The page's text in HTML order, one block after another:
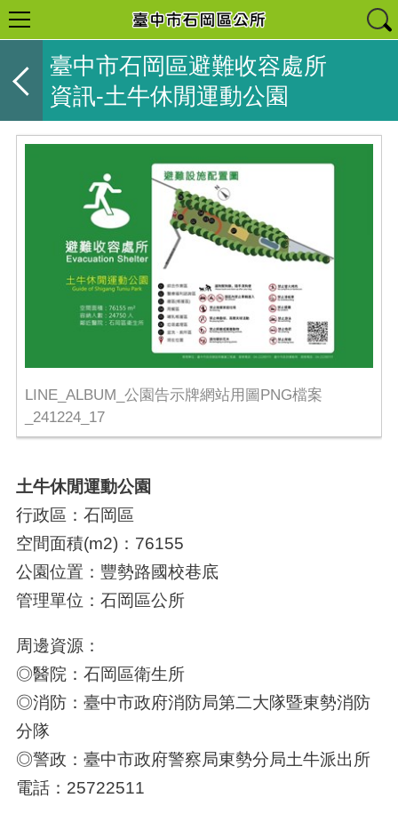
臺中市石岡區避難收容處所
資訊-土牛休閒運動公園
LINE_ALBUM_公園告示牌網站用圖PNG檔案
_241224_17
土牛休閒運動公園
行政區：石岡區
空間面積(m2)：76155
公園位置：豐勢路國校巷底
管理單位：石岡區公所
周邊資源：
◎醫院：石岡區衛生所
◎消防：臺中市政府消防局第二大隊暨東勢消防
分隊
◎警政：臺中市政府警察局東勢分局土牛派出所
電話：25722511